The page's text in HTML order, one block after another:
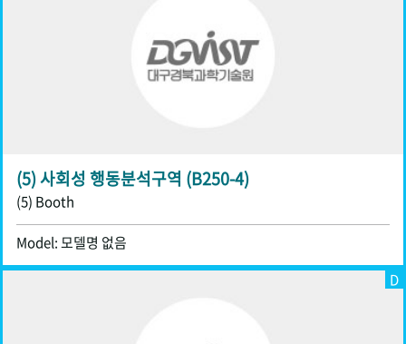
(5) 사회성 행동분석구역 (B250-4)
(5) Booth
Model: 모델명 없음
D